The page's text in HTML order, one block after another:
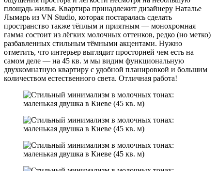
площадь жилья. Квартира принадлежит дизайнеру Наталье
Лымарь из VN Studio, которая постаралась сделать
пространство также тёплым и приятным — монохромная
гамма состоит из лёгких молочных оттенков, редко (но метко)
разбавленных стильным тёмными акцентами. Нужно
отметить, что интерьер выглядит просторней чем есть на
самом деле — на 45 кв. м мы видим функциональную
двухкомнатную квартиру с удобной планировкой и большим
количеством естественного света. Отличная работа!